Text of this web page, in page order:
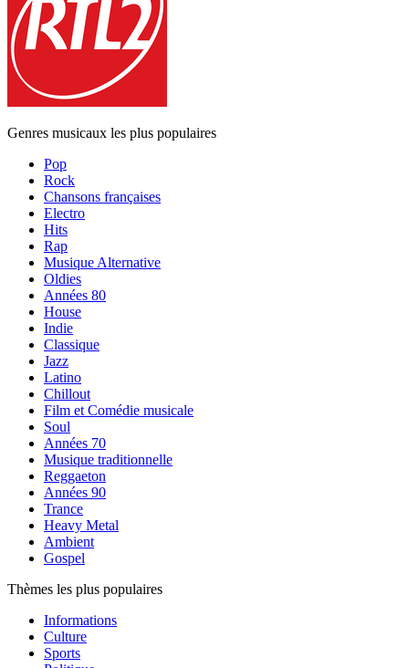
Genres musicaux les plus populaires
Pop
Rock
Chansons françaises
Electro
Hits
Rap
Musique Alternative
Oldies
Années 80
House
Indie
Classique
Jazz
Latino
Chillout
Film et Comédie musicale
Soul
Années 70
Musique traditionnelle
Reggaeton
Années 90
Trance
Heavy Metal
Ambient
Gospel
Thèmes les plus populaires
Informations
Culture
Sports